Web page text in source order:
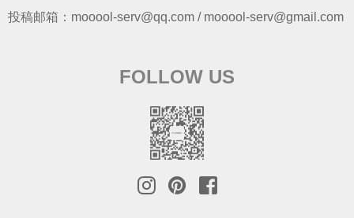
投稿邮箱：mooool-serv@qq.com / mooool-serv@gmail.com
FOLLOW US